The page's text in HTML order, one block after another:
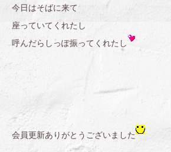
今日はそばに来て
座っていてくれたし
呼んだらしっぽ振ってくれたし
会員更新ありがとうございました